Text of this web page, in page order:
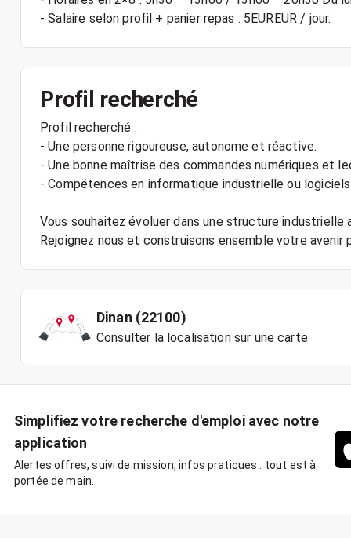
Profil recherché
Profil recherché :
- Une personne rigoureuse, autonome et réactive.
- Une bonne maîtrise des commandes numériques et
- Compétences en informatique industrielle ou
Vous souhaitez évoluer dans une structure
Rejoignez nous et construisons ensemble votre
Dinan (22100)
Consulter la localisation sur une carte
Simplifiez votre recherche d'emploi avec notre
application
Alertes offres, suivi de mission, infos pratiques : tout est à
portée de main.